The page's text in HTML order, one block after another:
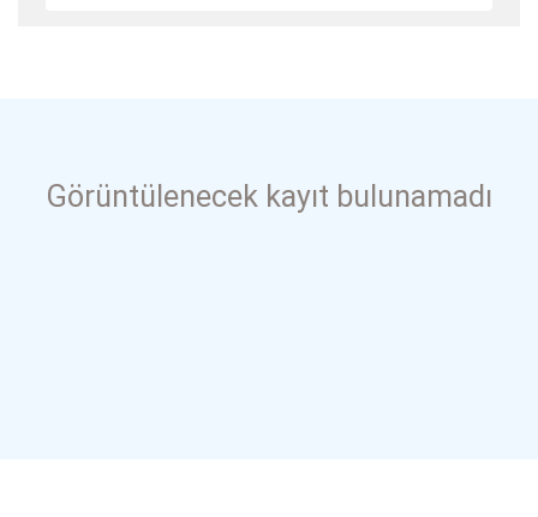
Görüntülenecek kayıt bulunamadı